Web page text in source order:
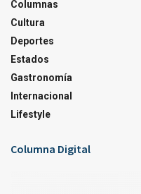
Columnas
Cultura
Deportes
Estados
Gastronomía
Internacional
Lifestyle
Columna Digital